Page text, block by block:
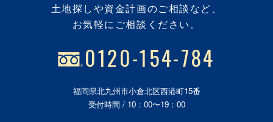
土地探しや資金計画のご相談など、
お気軽にご相談ください。
0120-154-784
福岡県北九州市小倉北区西港町15番
受付時間 / 10：00〜19：00